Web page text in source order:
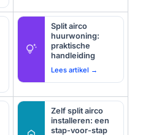
tips_and_updates
Split airco
huurwoning:
praktische
handleiding
Lees artikel →
Zelf split airco
installeren: een
stap-voor-stap